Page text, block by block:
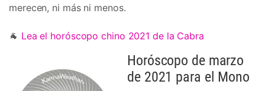
merecen, ni más ni menos.
🐐 Lea el horóscopo chino 2021 de la Cabra
Horóscopo de marzo
de 2021 para el Mono